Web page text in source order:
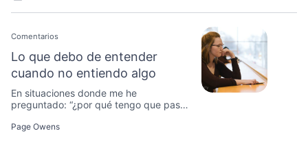
Comentarios
Lo que debo de entender
cuando no entiendo algo
En situaciones donde me he
preguntado: “¿por qué tengo que pasar
valioso.
Page Owens